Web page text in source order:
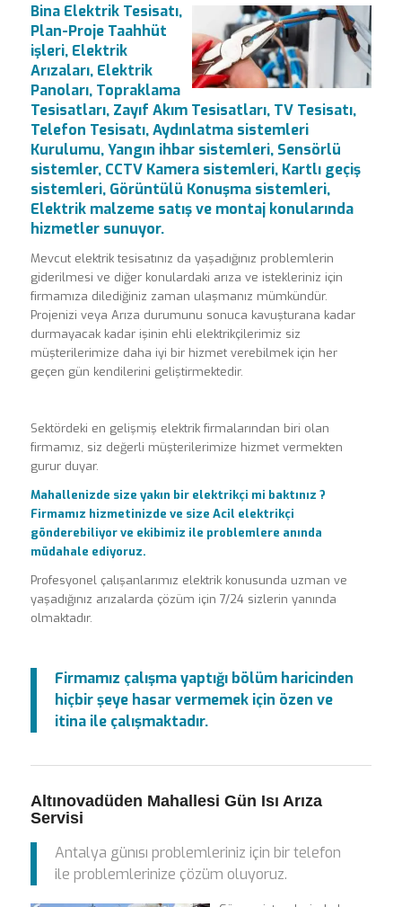
Bina Elektrik Tesisatı,
Plan-Proje Taahhüt
işleri, Elektrik
Arızaları, Elektrik
Panoları, Topraklama
Tesisatları, Zayıf Akım Tesisatları, TV Tesisatı,
Telefon Tesisatı, Aydınlatma sistemleri
Kurulumu, Yangın ihbar sistemleri, Sensörlü
sistemler, CCTV Kamera sistemleri, Kartlı geçiş
sistemleri, Görüntülü Konuşma sistemleri,
Elektrik malzeme satış ve montaj konularında
hizmetler sunuyor.
Mevcut elektrik tesisatınız da yaşadığınız problemlerin
giderilmesi ve diğer konulardaki arıza ve istekleriniz için
firmamıza dilediğiniz zaman ulaşmanız mümkündür.
Projenizi veya Arıza durumunu sonuca kavuşturana kadar
durmayacak kadar işinin ehli elektrikçilerimiz siz
müşterilerimize daha iyi bir hizmet verebilmek için her
geçen gün kendilerini geliştirmektedir.
Sektördeki en gelişmiş elektrik firmalarından biri olan
firmamız, siz değerli müşterilerimize hizmet vermekten
gurur duyar.
Mahallenizde size yakın bir elektrikçi mi baktınız ?
Firmamız hizmetinizde ve size Acil elektrikçi
gönderebiliyor ve ekibimiz ile problemlere anında
müdahale ediyoruz.
Profesyonel çalışanlarımız elektrik konusunda uzman ve
yaşadığınız arızalarda çözüm için 7/24 sizlerin yanında
olmaktadır.
Firmamız çalışma yaptığı bölüm haricinden
hiçbir şeye hasar vermemek için özen ve
itina ile çalışmaktadır.
Altınovadüden Mahallesi Gün Isı Arıza
Servisi
Antalya günısı problemleriniz için bir telefon
ile problemlerinize çözüm oluyoruz.